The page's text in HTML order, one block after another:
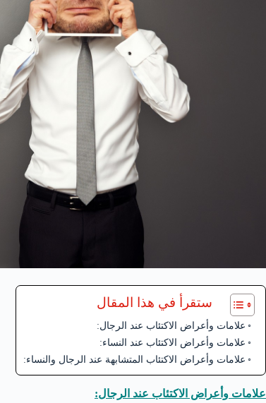
ستقرأ في هذا المقال
علامات وأعراض الاكتئاب عند الرجال:
علامات وأعراض الاكتئاب عند النساء:
علامات وأعراض الاكتئاب المتشابهة عند الرجال والنساء:
علامات وأعراض الاكتئاب عند الرجال: